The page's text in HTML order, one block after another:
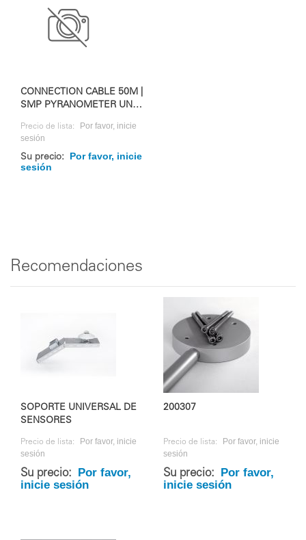
CONNECTION CABLE 50M |
SMP PYRANOMETER UND
Precio de lista:
Por favor, inicie
sesión
Su precio:
Por favor, inicie
sesión
Recomendaciones
SOPORTE UNIVERSAL DE
SENSORES
Precio de lista:
Por favor, inicie
sesión
Su precio:
Por favor,
inicie sesión
200307
Precio de lista:
Por favor, inicie
sesión
Su precio:
Por favor,
inicie sesión